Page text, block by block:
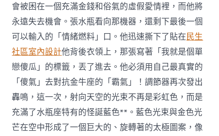
會被困在一個充滿金錢和俗氣的虛假愛情裡，而他將
永遠失去機會。張水瓶看向那機器，還剩下最後一個
可以輸入的「情緒燃料」口。他迅速撕下了貼在民生
社區室內設計他背後衣領上，那張寫著「我就是個單
戀傻瓜」的標籤，丟了進去。他必須用自己最真實的
「傻氣」去對抗金牛座的「霸氣」！調節器再次發出
轟鳴，這一次，射向天空的光束不再是彩虹色，而是
充滿了水瓶座特有的怪誕藍色**。藍色光束與金色光
芒在空中形成了一個巨大的、旋轉著的太極圖案，像